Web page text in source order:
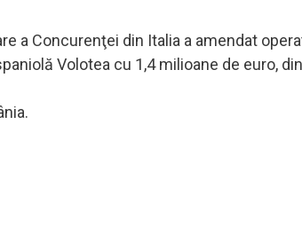
a Concurenţei din Italia a amendat
Volotea cu 1,4 milioane de euro,